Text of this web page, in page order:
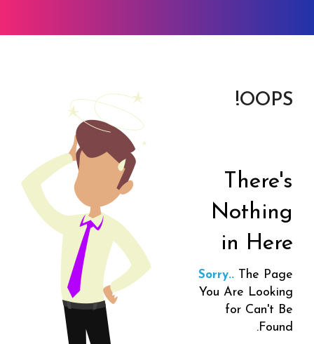
OOPS!
There's
Nothing
in Here
Sorry.. The Page
You Are Looking
for Can't Be
Found.